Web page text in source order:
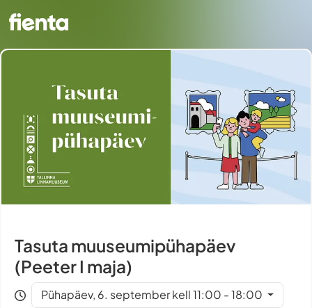
Tasuta muuseumipühapäev
(Peeter I maja)
Pühapäev, 6. september kell 11:00 - 18:00